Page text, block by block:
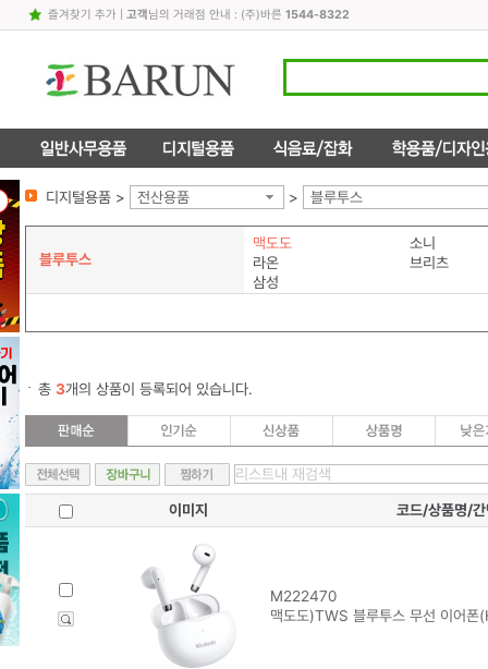
즐겨찾기 추가| 고객님의 거래점 안내 : (주)바른 1544-8322
디지털용품 > 전산용품 > 블루투스
블루투스
맥도도
소니
라온
브리츠
삼성
총 3개의 상품이 등록되어 있습니다.
이미지 코드/상품명/간
M222470
맥도도)TWS 블루투스 무선 이어